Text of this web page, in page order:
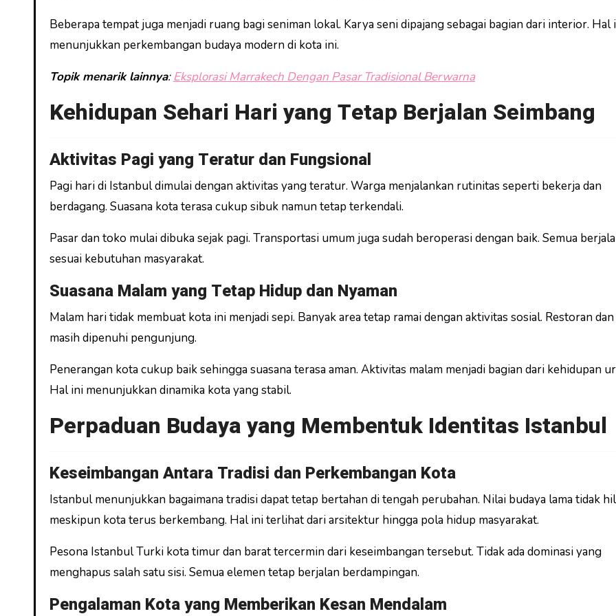
Beberapa tempat juga menjadi ruang bagi seniman lokal. Karya seni dipajang sebagai bagian dari interior. Hal
menunjukkan perkembangan budaya modern di kota ini.
Topik menarik lainnya:Eksplorasi Marrakech Dengan Pasar Tradisional Berwarna
Kehidupan Sehari Hari yang Tetap Berjalan Seimbang
Aktivitas Pagi yang Teratur dan Fungsional
Pagi hari di Istanbul dimulai dengan aktivitas yang teratur. Warga menjalankan rutinitas seperti bekerja dan
berdagang. Suasana kota terasa cukup sibuk namun tetap terkendali.
Pasar dan toko mulai dibuka sejak pagi. Transportasi umum juga sudah beroperasi dengan baik. Semua
sesuai kebutuhan masyarakat.
Suasana Malam yang Tetap Hidup dan Nyaman
Malam hari tidak membuat kota ini menjadi sepi. Banyak area tetap ramai dengan aktivitas sosial. Restoran
masih dipenuhi pengunjung.
Penerangan kota cukup baik sehingga suasana terasa aman. Aktivitas malam menjadi bagian dari kehidupan
Hal ini menunjukkan dinamika kota yang stabil.
Perpaduan Budaya yang Membentuk Identitas Istanbul
Keseimbangan Antara Tradisi dan Perkembangan Kota
Istanbul menunjukkan bagaimana tradisi dapat tetap bertahan di tengah perubahan. Nilai budaya lama tidak
meskipun kota terus berkembang. Hal ini terlihat dari arsitektur hingga pola hidup masyarakat.
Pesona Istanbul Turki kota timur dan barat tercermin dari keseimbangan tersebut. Tidak ada dominasi yang
menghapus salah satu sisi. Semua elemen tetap berjalan berdampingan.
Pengalaman Kota yang Memberikan Kesan Mendalam